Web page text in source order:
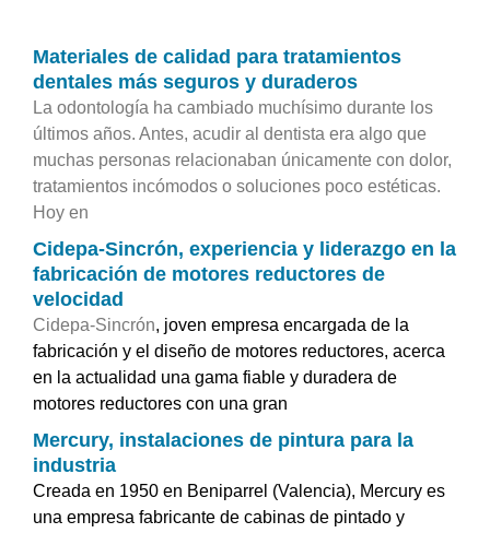
Materiales de calidad para tratamientos
dentales más seguros y duraderos
La odontología ha cambiado muchísimo durante los
últimos años. Antes, acudir al dentista era algo que
muchas personas relacionaban únicamente con dolor,
tratamientos incómodos o soluciones poco estéticas.
Hoy en
Cidepa-Sincrón, experiencia y liderazgo en la
fabricación de motores reductores de
velocidad
Cidepa-Sincrón, joven empresa encargada de la
fabricación y el diseño de motores reductores, acerca
en la actualidad una gama fiable y duradera de
motores reductores con una gran
Mercury, instalaciones de pintura para la
industria
Creada en 1950 en Beniparrel (Valencia), Mercury es
una empresa fabricante de cabinas de pintado y